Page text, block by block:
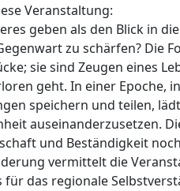
Veranstaltung:
geben als den Blick in
zu schärfen? Die
sie sind Zeugen eines
geht. In einer Epoche,
speichern und teilen,
auseinanderzusetzen.
und Beständigkeit
vermittelt die
das regionale